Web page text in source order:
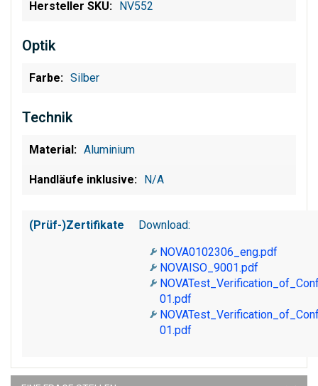
NV552
Optik
Silber
Technik
Aluminium
N/A
(Prüf-)Zertifikate
Download:
NOVA0102306_eng.pdf
NOVAISO_9001.pdf
01.pdf
01.pdf